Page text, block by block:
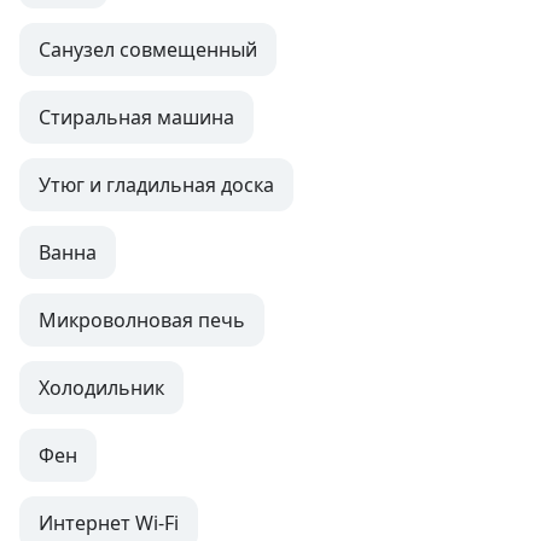
Санузел совмещенный
Стиральная машина
Утюг и гладильная доска
Ванна
Микроволновая печь
Холодильник
Фен
Интернет Wi-Fi